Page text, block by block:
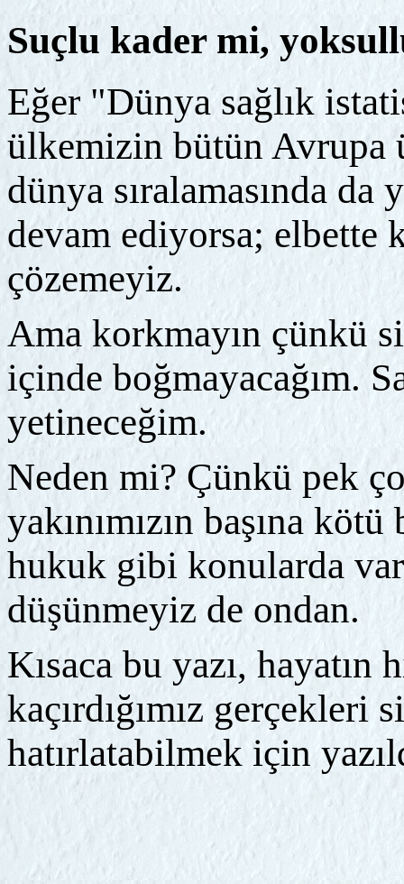
Suçlu kader mi,
Eğer "Dünya sağlık
ülkemizin bütün Avrupa
dünya sıralamasında da
devam ediyorsa; elbette
çözemeyiz.
Ama korkmayın çünkü
içinde boğmayacağım.
yetineceğim.
Neden mi? Çünkü pek
yakınımızın başına
hukuk gibi konularda
düşünmeyiz de ondan.
Kısaca bu yazı, hayatın
kaçırdığımız gerçekleri
hatırlatabilmek için